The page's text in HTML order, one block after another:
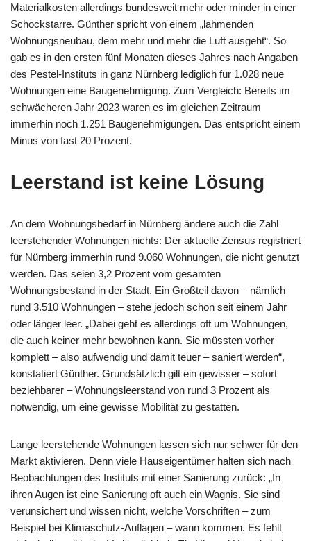
Materialkosten allerdings bundesweit mehr oder minder in einer
Schockstarre. Günther spricht von einem „lahmenden
Wohnungsneubau, dem mehr und mehr die Luft ausgeht“. So
gab es in den ersten fünf Monaten dieses Jahres nach Angaben
des Pestel-Instituts in ganz Nürnberg lediglich für 1.028 neue
Wohnungen eine Baugenehmigung. Zum Vergleich: Bereits im
schwächeren Jahr 2023 waren es im gleichen Zeitraum
immerhin noch 1.251 Baugenehmigungen. Das entspricht einem
Minus von fast 20 Prozent.
Leerstand ist keine Lösung
An dem Wohnungsbedarf in Nürnberg ändere auch die Zahl
leerstehender Wohnungen nichts: Der aktuelle Zensus registriert
für Nürnberg immerhin rund 9.060 Wohnungen, die nicht genutzt
werden. Das seien 3,2 Prozent vom gesamten
Wohnungsbestand in der Stadt. Ein Großteil davon – nämlich
rund 3.510 Wohnungen – stehe jedoch schon seit einem Jahr
oder länger leer. „Dabei geht es allerdings oft um Wohnungen,
die auch keiner mehr bewohnen kann. Sie müssten vorher
komplett – also aufwendig und damit teuer – saniert werden“,
konstatiert Günther. Grundsätzlich gilt ein gewisser – sofort
beziehbarer – Wohnungsleerstand von rund 3 Prozent als
notwendig, um eine gewisse Mobilität zu gestatten.
Lange leerstehende Wohnungen lassen sich nur schwer für den
Markt aktivieren. Denn viele Hauseigentümer halten sich nach
Beobachtungen des Instituts mit einer Sanierung zurück: „In
ihren Augen ist eine Sanierung oft auch ein Wagnis. Sie sind
verunsichert und wissen nicht, welche Vorschriften – zum
Beispiel bei Klimaschutz-Auflagen – wann kommen. Es fehlt